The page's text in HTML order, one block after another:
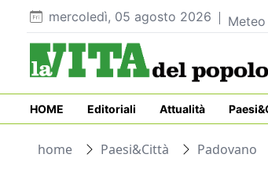
mercoledì, 05 agosto 2026
HOME Editoriali Attualità
home Paesi&Città Padovano